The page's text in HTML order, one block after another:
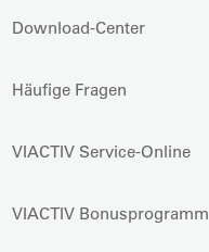
Download-Center
Häufige Fragen
VIACTIV Service-Online
VIACTIV Bonusprogramm